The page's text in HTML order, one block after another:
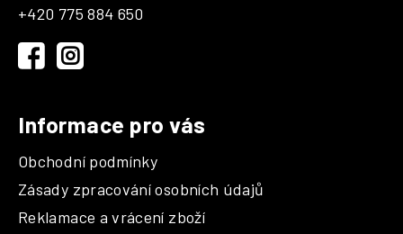
+420 775 884 650
Informace pro vás
Obchodní podmínky
Zásady zpracování osobních údajů
Reklamace a vrácení zboží